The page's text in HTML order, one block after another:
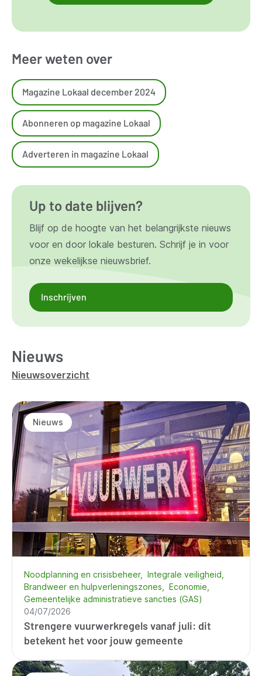
Meer weten over
Magazine Lokaal december 2024
Abonneren op magazine Lokaal
Adverteren in magazine Lokaal
Up to date blijven?
Blijf op de hoogte van het belangrijkste nieuws
voor en door lokale besturen. Schrijf je in voor
onze wekelijkse nieuwsbrief.
Inschrijven
Nieuws
Nieuwsoverzicht
Nieuws
Strengere vuurwerkregels vanaf juli: dit
betekent het voor jouw gemeente
Noodplanning en crisisbeheer
Integrale veiligheid
Brandweer en hulpverleningszones
Economie
Gemeentelijke administratieve sancties (GAS)
04/07/2026